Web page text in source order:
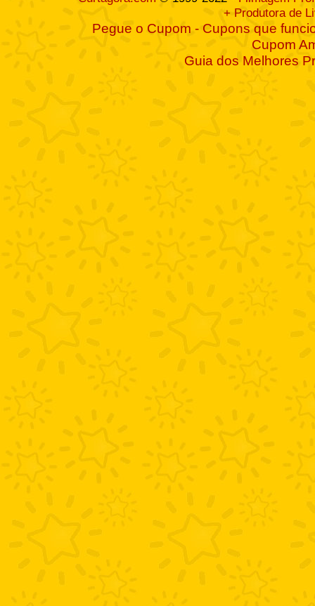
+ Produtora de
Pegue o Cupom - Cupons que
Cupom
Guia dos Melhores